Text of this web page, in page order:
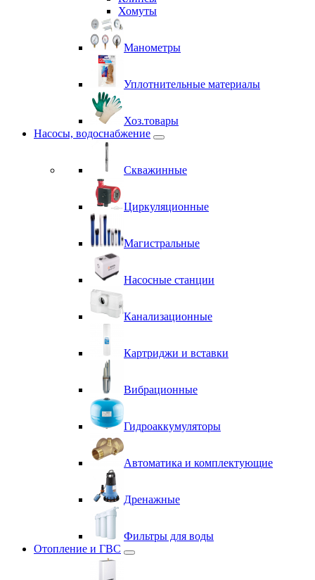
Хомуты
Манометры
Уплотнительные материалы
Хоз.товары
Насосы, водоснабжение
Скважинные
Циркуляционные
Магистральные
Насосные станции
Канализационные
Картриджи и вставки
Вибрационные
Гидроаккумуляторы
Автоматика и комплектующие
Дренажные
Фильтры для воды
Отопление и ГВС